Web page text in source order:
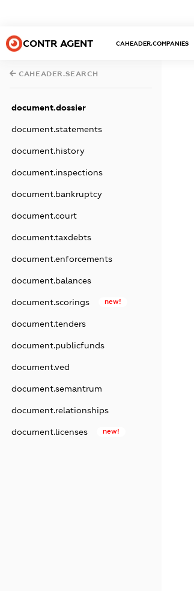
CONTR AGENT CAHEADER.COMPANIES
CAHEADER.SEARCH
document.dossier
document.statements
document.history
document.inspections
document.bankruptcy
document.court
document.taxdebts
document.enforcements
document.balances
document.scorings new!
document.tenders
document.publicfunds
document.ved
document.semantrum
document.relationships
document.licenses new!